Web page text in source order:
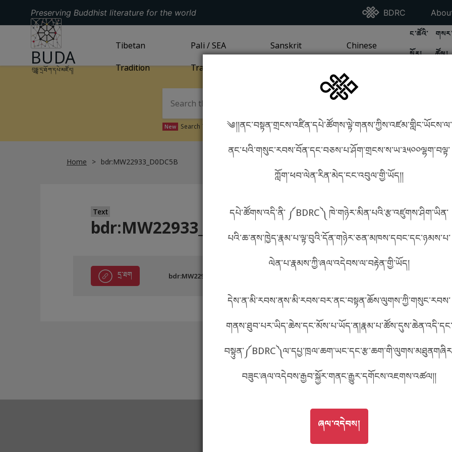
བོད་ཡིག
English
ភាសាខ្មែរ
Preserving Buddhist literature for the world Go To BDRC
BDRC Go
GO TO HOMEPAGE
BUDA
བུདྡྷ་དྲ་ཐོག་དཔེ་མཛོད།
GO TOTIBETAN TRADITIONPAGE
Tibetan
Tradition
GO TOPALI / SEA TRADITIONPAGE
Pali / SEA
Tradition
GO TOSANSKRIT TRADITION
Sanskrit
GO TOCHINESE TRADITION
Chinese
GO TO
ང་ཚོའི་
སྐོར།
GO
ཚོལ།
༄།།ནང་བསྟན་གྲངས་འཛིན་དཔེ་ཚོགས་ལྟེ་གནས་ཀྱིས་འཛམ་གླིང་ཡོངས་ལ་
ནང་པའི་གསུང་རབས་བོན་དང་བཅས་པ་ཤོག་གྲངས་ས་ཡ་༣༥༠༠ལྷག་བལྟ་
ཀློག་ཕབ་ལེན་རིན་མེད་ངང་འབུལ་གྱི་ཡོད།།
དཔེ་ཚོགས་འདི་ནི་ ༼BDRC༽ ཁེ་གཉེར་མིན་པའི་རྩ་འཛུགས་ཤིག་ཡིན་
པའི་ཆ་ནས་ཁྱེད་རྣམ་པ་ལྟ་བུའི་དོན་གཉེར་ཅན་མཁས་དབང་དང་ཉམས་པ་
ལེན་པ་རྣམས་ཀྱི་ཞལ་འདེབས་ལ་བརྟེན་གྱི་ཡོད།
དེས་ན་མི་རབས་ནས་མི་རབས་བར་ནང་བསྟན་ཆོས་ལུགས་ཀྱི་གསུང་རབས་
གནས་ཐུབ་པར་ཡིད་ཆེས་དང་མོས་པ་ཡོད་ན།རྣམ་པ་ཚོས་དུས་ཆེན་འདི་དང་
བཟུང་ཞལ་འདེབས་རྒྱབ་སྐྱོར་གནང་རྒྱུར་དགོངས་འཇགས་འཚལ།།
GO TOཞལ་འདེབས།
ཞལ་འདེབས།
New Search Tibetan in phonetics! How to find things?
Home bdr:MW22933_D0DC5B
Text
bdr:MW22933_D0DC5B
དྲ་ཐག bdr:MW22933_D0DC5B metadata ཕབ་ལེན། འདིའི་ཡོང་ཁུངས།